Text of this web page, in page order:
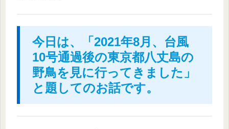
今日は、「2021年8月、台風
10号通過後の東京都八丈島の
野鳥を見に行ってきました」
と題してのお話です。